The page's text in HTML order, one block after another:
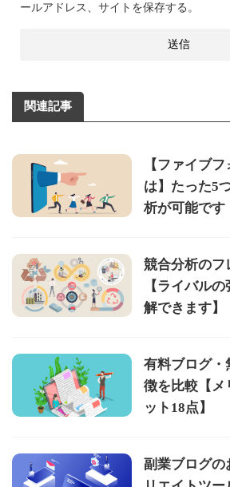
ールアドレス、サイトを保存する。
関連記事
【ファイブ
は】たった5
析が可能です
競合分析のフ
【ライバル
解できます】
有料ブログ・
徴を比較【メ
ット18点】
副業ブログの